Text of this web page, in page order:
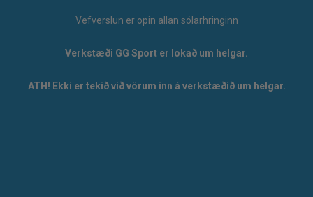
Vefverslun er opin allan sólarhringinn
Verkstæði GG Sport er lokað um helgar.
ATH! Ekki er tekið við vörum inn á verkstæðið um helgar.